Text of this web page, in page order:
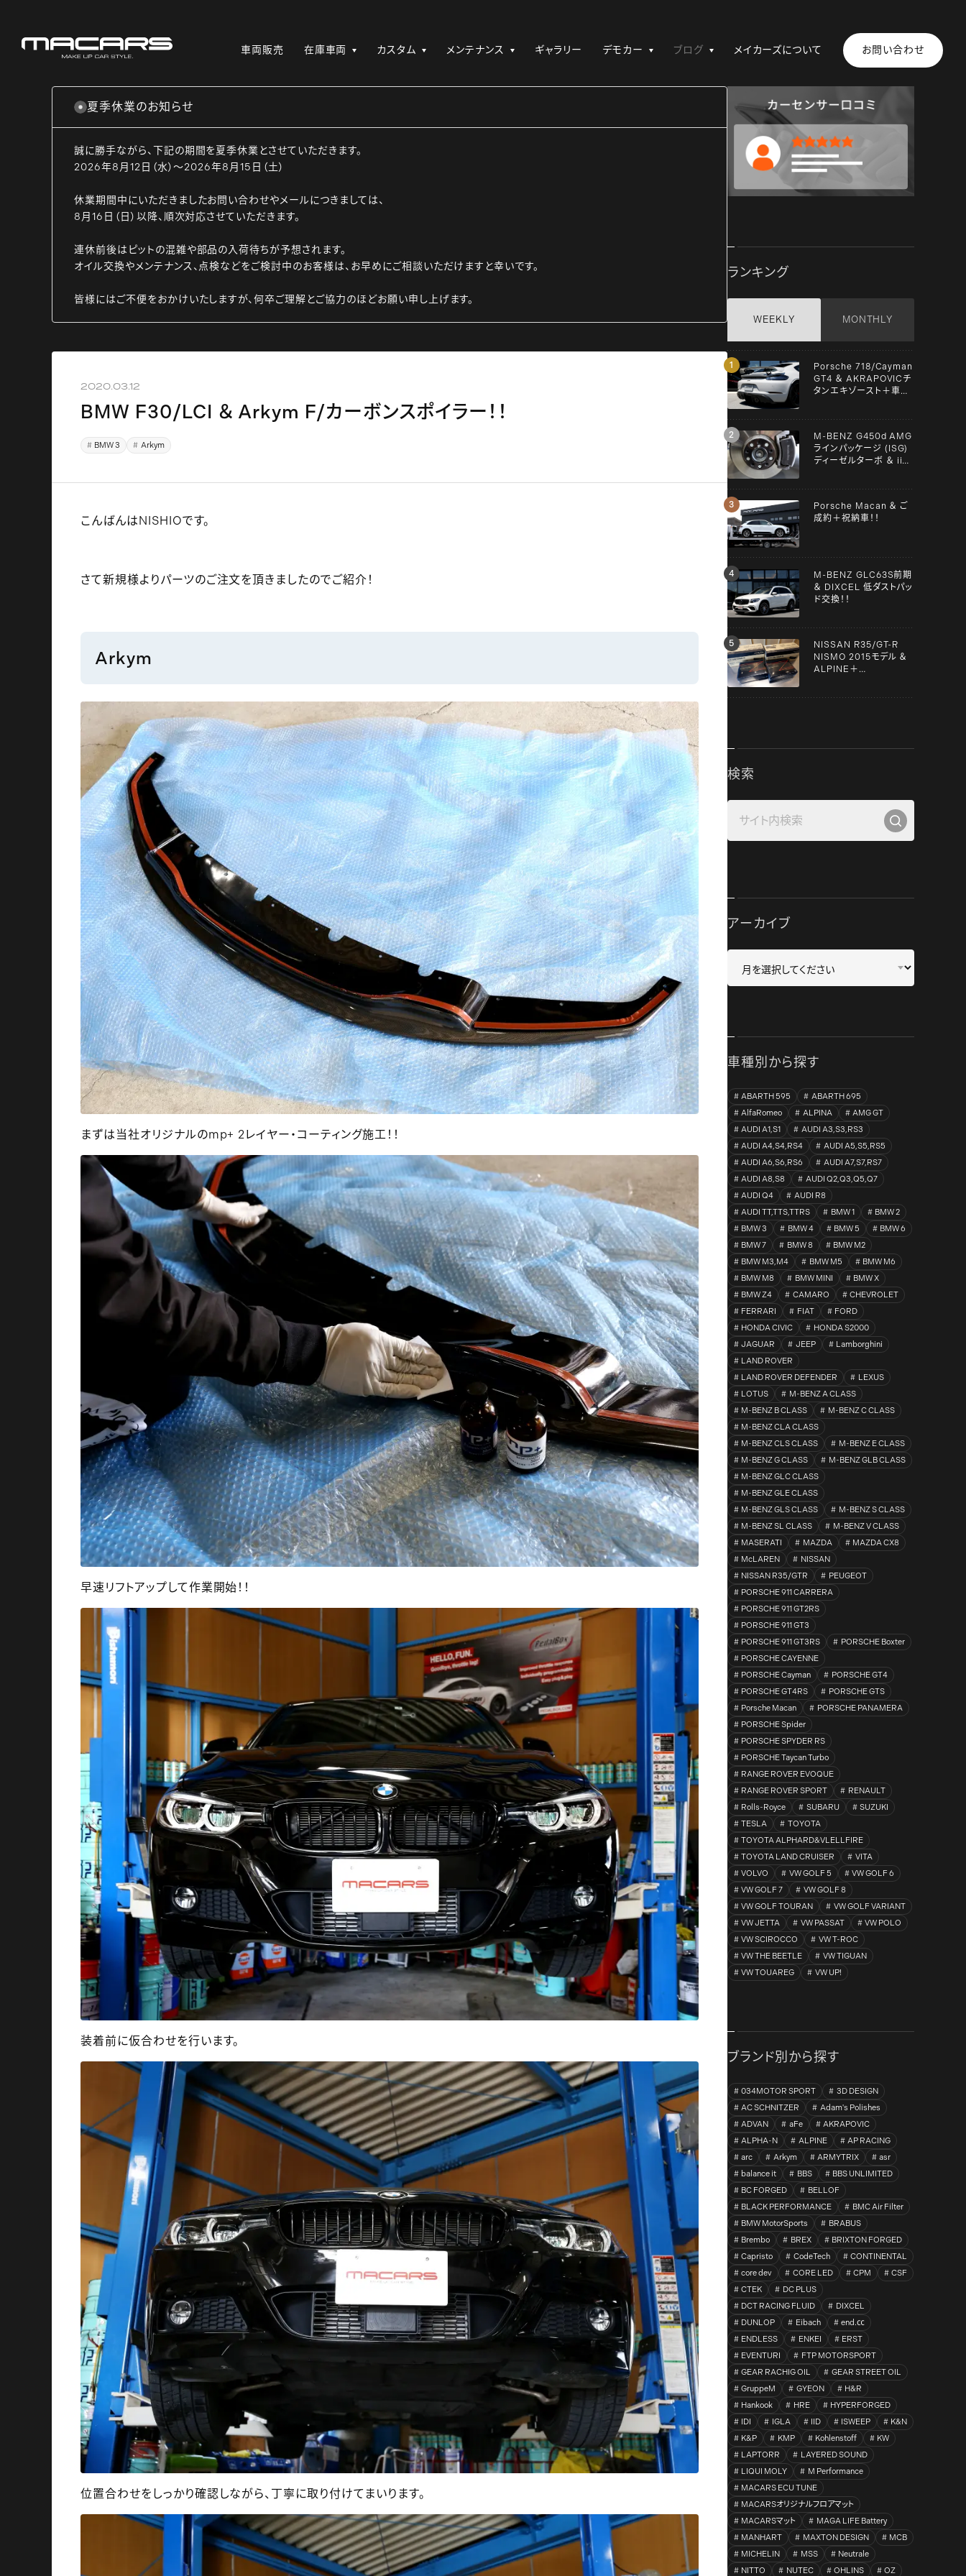
車両販売 在庫車両 カスタム メンテナンス ギャラリー デモカー ブログ メイカーズについて お問い合わせ
夏季休業のお知らせ
誠に勝手ながら、下記の期間を夏季休業とさせていただきます。
2026年8月12日（水）～2026年8月15日（土）
休業期間中にいただきましたお問い合わせやメールにつきましては、
8月16日（日）以降、順次対応させていただきます。
連休前後はピットの混雑や部品の入荷待ちが予想されます。
オイル交換やメンテナンス、点検などをご検討中のお客様は、お早めにご相談いただけますと幸いです。
皆様にはご不便をおかけいたしますが、何卒ご理解とご協力のほどお願い申し上げます。
2020.03.12
BMW F30/LCI ＆ Arkym F/カーボンスポイラー！！
BMW 3 Arkym
こんばんはNISHIOです。
さて新規様よりパーツのご注文を頂きましたのでご紹介！
Arkym
まずは当社オリジナルのmp+ 2レイヤー・コーティング施工！！
早速リフトアップして作業開始！！
装着前に仮合わせを行います。
位置合わせをしっかり確認しながら、丁寧に取り付けてまいります。
ランキング
WEEKLY MONTHLY
Porsche 718/Cayman
GT4 ＆ AKRAPOVICチ
タンエキゾースト＋車検
M-BENZ G450d AMG
ラインパッケージ (ISG)
ディーゼルターボ ＆ iiD
Porsche Macan ＆ ご
成約＋祝納車！！
M-BENZ GLC63S前期
＆ DIXCEL 低ダストパッ
ド交換！！
NISSAN R35/GT-R
NISMO 2015モデル ＆
ALPINE＋
検索
アーカイブ
車種別から探す
ABARTH 595
ABARTH 695
AlfaRomeo
ALPINA
AMG GT
AUDI A1,S1
AUDI A3,S3,RS3
AUDI A4,S4,RS4
AUDI A5,S5,RS5
AUDI A6,S6,RS6
AUDI A7,S7,RS7
AUDI A8,S8
AUDI Q2,Q3,Q5,Q7
AUDI Q4
AUDI R8
AUDI TT,TTS,TTRS
BMW 1
BMW 2
BMW 3
BMW 4 BMW 5
BMW 6
BMW 7
BMW 8
BMW M2
BMW M3,M4
BMW M5
BMW M6
BMW M8
BMW MINI
BMW X
BMW Z4
CAMARO
CHEVROLET
FERRARI
FIAT
FORD
HONDA CIVIC
HONDA S2000
JAGUAR
JEEP
Lamborghini
LAND ROVER
LAND ROVER DEFENDER
LEXUS
LOTUS
M-BENZ A CLASS
M-BENZ B CLASS
M-BENZ C CLASS
M-BENZ CLA CLASS
M-BENZ CLS CLASS
M-BENZ E CLASS
M-BENZ G CLASS
M-BENZ GLB CLASS
M-BENZ GLC CLASS
M-BENZ GLE CLASS
M-BENZ GLS CLASS
M-BENZ S CLASS
M-BENZ SL CLASS
M-BENZ V CLASS
MASERATI
MAZDA
MAZDA CX8
McLAREN
NISSAN
NISSAN R35/GTR
PEUGEOT
PORSCHE 911 CARRERA
PORSCHE 911 GT2RS
PORSCHE 911 GT3
PORSCHE 911 GT3RS
PORSCHE Boxter
PORSCHE CAYENNE
PORSCHE Cayman
PORSCHE GT4
PORSCHE GT4RS
PORSCHE GTS
Porsche Macan
PORSCHE PANAMERA
PORSCHE Spider
PORSCHE SPYDER RS
PORSCHE Taycan Turbo
RANGE ROVER EVOQUE
RANGE ROVER SPORT
RENAULT
Rolls-Royce
SUBARU
SUZUKI
TESLA
TOYOTA
TOYOTA ALPHARD&VLELLFIRE
TOYOTA LAND CRUISER
VITA
VOLVO
VW GOLF 5
VW GOLF 6
VW GOLF 7
VW GOLF 8
VW GOLF TOURAN
VW GOLF VARIANT
VW JETTA
VW PASSAT
VW POLO
VW SCIROCCO
VW T-ROC
VW THE BEETLE
VW TIGUAN
VW TOUAREG
VW UP!
ブランド別から探す
034MOTOR SPORT
3D DESIGN
AC SCHNITZER
Adam's Polishes
ADVAN
aFe
AKRAPOVIC
ALPHA-N
ALPINE
AP RACING
arc
Arkym ARMYTRIX
asr
balance it
BBS
BBS UNLIMITED
BC FORGED
BELLOF
BLACK PERFORMANCE
BMC Air Filter
BMW MotorSports
BRABUS
Brembo
BREX
BRIXTON FORGED
Capristo
CodeTech
CONTINENTAL
core dev
CORE LED CPM
CSF
CTEK
DC PLUS
DCT RACING FLUID
DIXCEL
DUNLOP
Eibach
end.㏄
ENDLESS
ENKEI
ERST
EVENTURI
FTP MOTORSPORT
GEAR RACHIG OIL
GEAR STREET OIL
GruppeM
GYEON
H&R
Hankook
HRE
HYPERFORGED
IDI
IGLA IID ISWEEP
K&N
K&P
KMP Kohlenstoff
KW
LAPTORR
LAYERED SOUND
LIQUI MOLY
M Performance
MACARS ECU TUNE
MACARSオリジナルフロアマット
MACARSマット
MAGA LIFE Battery
MANHART
MAXTON DESIGN
MCB
MICHELIN
MSS
Neutrale
NITTO
NUTEC OHLINS OZ